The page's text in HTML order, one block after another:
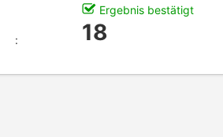
Ergebnis bestätigt
: 18